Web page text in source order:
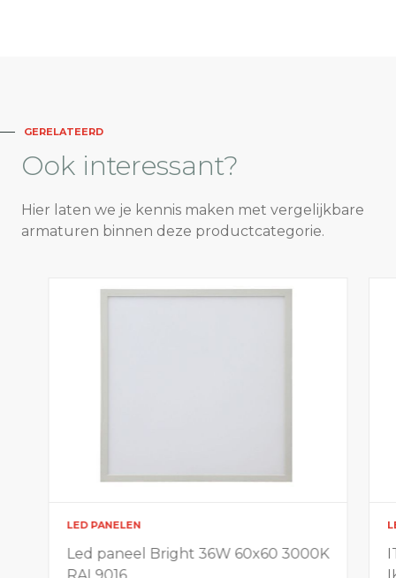
GERELATEERD
Ook interessant?
Hier laten we je kennis maken met vergelijkbare
armaturen binnen deze productcategorie.
LED PANELEN
Led paneel Bright 36W 60x60 3000K